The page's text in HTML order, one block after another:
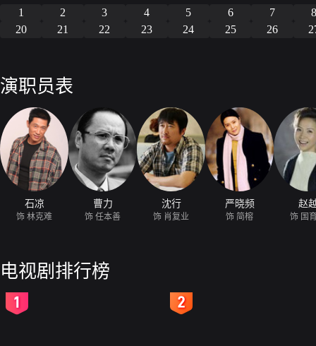
1 2 3 4 5 6 7
20
21 22 23 24 25 26
演职员表
石凉
饰 林克难
曹力
饰 任本善
沈行
饰 肖复业
严晓频
饰 简榕
赵
饰 国
电视剧排行榜